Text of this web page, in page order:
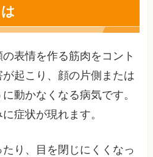
表情を作る筋肉をコント
起こり、顔の片側または
動かなくなる病気です。
症状が現れます。
り、目を閉じにくくなっ